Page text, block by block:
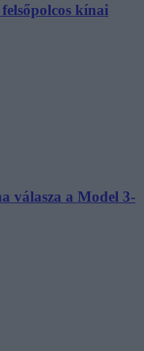
kínai
válasza a Model 3-